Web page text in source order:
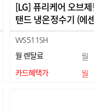
[LG] 퓨리케어 오브
탠드 냉온정수기 (에
WS511SH
월 렌탈료 월
카드혜택가 월